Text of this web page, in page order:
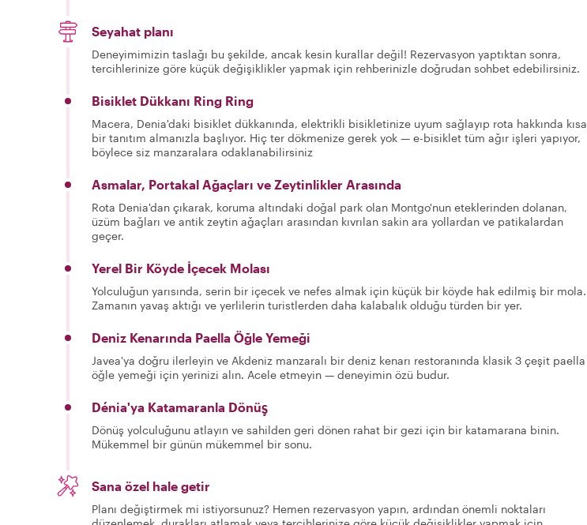
Seyahat planı
Deneyimimizin taslağı bu şekilde, ancak kesin kurallar değil! Rezervasyon yaptıktan sonra,
tercihlerinize göre küçük değişiklikler yapmak için rehberinizle doğrudan sohbet edebilirsiniz.
Bisiklet Dükkanı Ring Ring
Macera, Denia'daki bisiklet dükkanında, elektrikli bisikletinize uyum sağlayıp rota hakkında kısa
bir tanıtım almanızla başlıyor. Hiç ter dökmenize gerek yok — e-bisiklet tüm ağır işleri yapıyor,
böylece siz manzaralara odaklanabilirsiniz
Asmalar, Portakal Ağaçları ve Zeytinlikler Arasında
Rota Denia'dan çıkarak, koruma altındaki doğal park olan Montgo'nun eteklerinden dolanan,
üzüm bağları ve antik zeytin ağaçları arasından kıvrılan sakin ara yollardan ve patikalardan
geçer.
Yerel Bir Köyde İçecek Molası
Yolculuğun yarısında, serin bir içecek ve nefes almak için küçük bir köyde hak edilmiş bir mola.
Zamanın yavaş aktığı ve yerlilerin turistlerden daha kalabalık olduğu türden bir yer.
Deniz Kenarında Paella Öğle Yemeği
Javea'ya doğru ilerleyin ve Akdeniz manzaralı bir deniz kenarı restoranında klasik 3 çeşit paella
öğle yemeği için yerinizi alın. Acele etmeyin — deneyimin özü budur.
Dénia'ya Katamaranla Dönüş
Dönüş yolculuğunu atlayın ve sahilden geri dönen rahat bir gezi için bir katamarana binin.
Mükemmel bir günün mükemmel bir sonu.
Sana özel hale getir
Planı değiştirmek mi istiyorsunuz? Hemen rezervasyon yapın, ardından önemli noktaları